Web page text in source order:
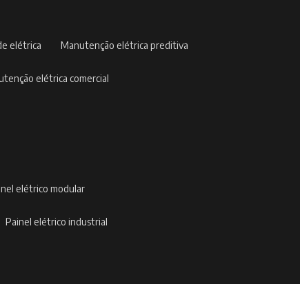
elétrica manutenção elétrica preditiva
elétrica comercial
elétrico modular
painel elétrico industrial